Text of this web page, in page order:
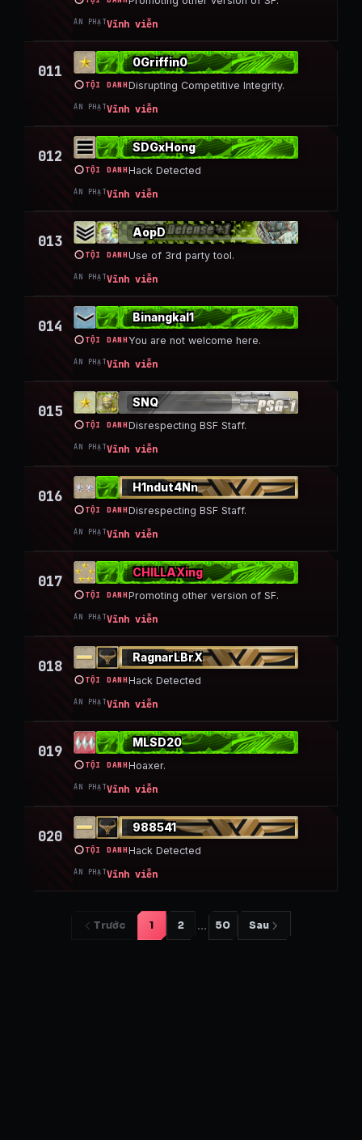
ÁN PHẠTVĩnh viễn
011
0Griffin0
TỘI DANHDisrupting Competitive Integrity.
ÁN PHẠTVĩnh viễn
012
SDGxHong
TỘI DANHHack Detected
ÁN PHẠTVĩnh viễn
013
AopD
TỘI DANHUse of 3rd party tool.
ÁN PHẠTVĩnh viễn
014
Binangkal1
TỘI DANHYou are not welcome here.
ÁN PHẠTVĩnh viễn
015
SNQ
TỘI DANHDisrespecting BSF Staff.
ÁN PHẠTVĩnh viễn
016
H1ndut4Nn
TỘI DANHDisrespecting BSF Staff.
ÁN PHẠTVĩnh viễn
017
CHILLAXing
TỘI DANHPromoting other version of SF.
ÁN PHẠTVĩnh viễn
018
RagnarLBrX
TỘI DANHHack Detected
ÁN PHẠTVĩnh viễn
019
MLSD20
TỘI DANHHoaxer.
ÁN PHẠTVĩnh viễn
020
988541
TỘI DANHHack Detected
ÁN PHẠTVĩnh viễn
Trước 1 2 … 50 Sau